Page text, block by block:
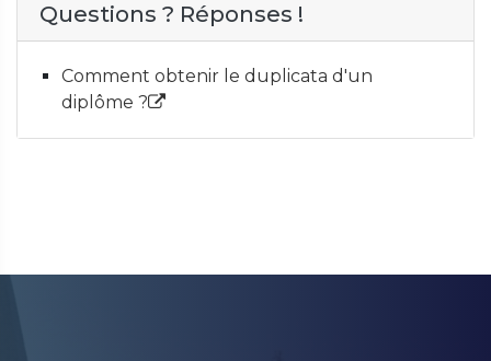
Questions ? Réponses !
Comment obtenir le duplicata d'un
diplôme ?